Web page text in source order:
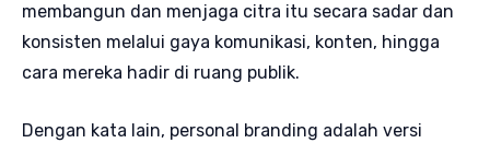
membangun dan menjaga citra itu secara sadar dan
konsisten melalui gaya komunikasi, konten, hingga
cara mereka hadir di ruang publik.
Dengan kata lain, personal branding adalah versi